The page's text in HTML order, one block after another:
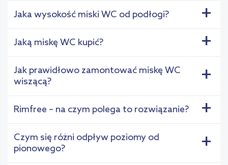
Jaka wysokość miski WC od podłogi? +
Jaką miskę WC kupić? +
Jak prawidłowo zamontować miskę WC
wiszącą?
+
Rimfree – na czym polega to rozwiązanie? +
Czym się różni odpływ poziomy od
pionowego?
+